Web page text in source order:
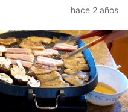
hace 2 años